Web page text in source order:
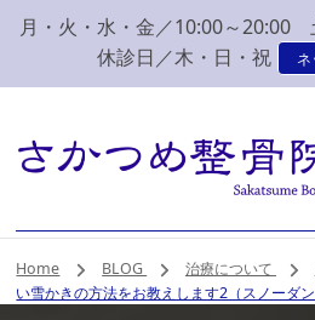
月・火・水・金／10:00～
休診日／木・日・祝
新潟市 秋
腰痛 整体
鍼灸院へ。みなさまの気持ちに寄り添
Home BLOG 治療について
い雪かきの方法をお教えします2（スノーダン